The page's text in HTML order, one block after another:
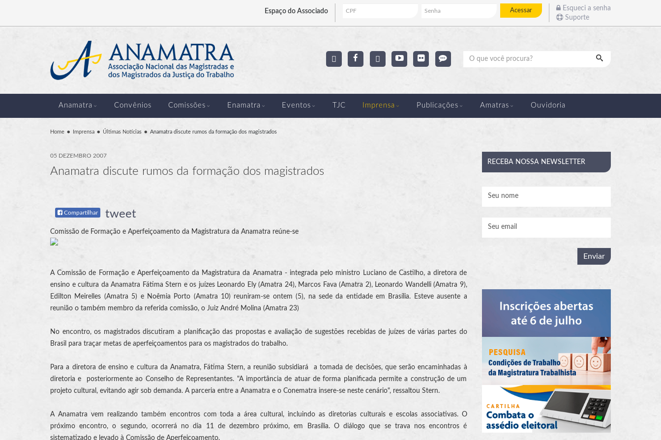
Espaço do Associado Acessar
Esqueci a senha
Suporte
Pesquisar
Anamatra Convênios Comissões Enamatra Eventos TJC Imprensa Publicações Amatras Ouvidoria
Home Imprensa Últimas Notícias Anamatra discute rumos da formação dos magistrados
05 DEZEMBRO 2007
Anamatra discute rumos da formação dos magistrados
Compartilhar tweet
Comissão de Formação e Aperfeiçoamento da Magistratura da Anamatra reúne-se
A Comissão de Formação e Aperfeiçoamento da Magistratura da Anamatra - integrada pelo ministro Luciano de Castilho, a diretora de
ensino e cultura da Anamatra Fátima Stern e os juízes Leonardo Ely (Amatra 24), Marcos Fava (Amatra 2), Leonardo Wandelli (Amatra 9),
Edilton Meirelles (Amatra 5) e Noêmia Porto (Amatra 10) reuniram-se ontem (5), na sede da entidade em Brasília. Esteve ausente a
reunião o também membro da referida comissão, o Juiz André Molina (Amatra 23)
No encontro, os magistrados discutiram a planificação das propostas e avaliação de sugestões recebidas de juízes de várias partes do
Brasil para traçar metas de aperfeiçoamentos para os magistrados do trabalho.
Para a diretora de ensino e cultura da Anamatra, Fátima Stern, a reunião subsidiará a tomada de decisões, que serão encaminhadas à
diretoria e posteriormente ao Conselho de Representantes. "A importância de atuar de forma planificada permite a construção de um
projeto cultural, evitando agir sob demanda. A parceria entre a Anamatra e o Conematra insere-se neste cenário", ressaltou Stern.
A Anamatra vem realizando também encontros com toda a área cultural, incluindo as diretorias culturais e escolas associativas. O
próximo encontro, o segundo, ocorrerá no dia 11 de dezembro próximo, em Brasília. O diálogo que se trava nos encontros é
sistematizado e levado à Comissão de Aperfeiçoamento.
RECEBA NOSSA NEWSLETTER